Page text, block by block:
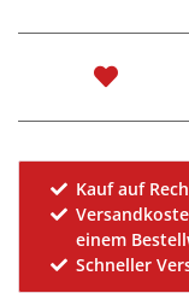
Kauf auf
einem
Schneller